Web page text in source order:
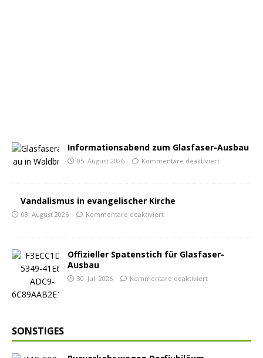
Informationsabend zum Glasfaser-Ausbau
05. August 2026 Kommentare deaktiviert
Vandalismus in evangelischer Kirche
03. August 2026 Kommentare deaktiviert
Offizieller Spatenstich für Glasfaser-
Ausbau
30. Juli 2026 Kommentare deaktiviert
SONSTIGES